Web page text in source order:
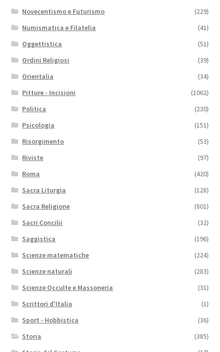
Novecentismo e Futurismo
(229)
Numismatica e Filatelia
(41)
Oggettistica
(51)
Ordini Religiosi
(39)
Orientalia
(34)
Pitture - Incisioni
(1062)
Politica
(230)
Psicologia
(151)
Risorgimento
(53)
Riviste
(97)
Roma
(420)
Sacra Liturgia
(128)
Sacra Religione
(801)
Sacri Concilii
(32)
Saggistica
(196)
Scienze matematiche
(224)
Scienze naturali
(283)
Scienze Occulte e Massoneria
(31)
Scrittori d'Italia
(1)
Sport - Hobbistica
(36)
Storia
(385)